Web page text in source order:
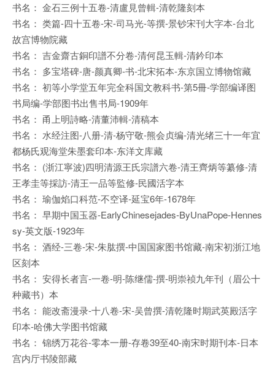
书名： 金石三例十五卷-清盧見曾輯-清乾隆刻本
书名： 类篇-四十五卷-宋-司马光-等撰-景钞宋刊大字本-台北
故宫博物院藏
书名： 吉金齋古銅印譜不分卷-清何昆玉輯-清鈐印本
书名： 多宝塔碑-唐-颜真卿-书-北宋拓本-东京国立博物馆藏
书名： 初等小学堂五年完全科国文教科书-第5冊-学部编译图
书局编-学部图书出售书局-1909年
书名： 甬上明詩略-清董沛輯-清稿本
书名： 水经注图-八册-清-杨守敬-熊会贞编-清光绪三十一年宜
都杨氏观海堂朱墨套印本-东洋文库藏
书名： (浙江寧波)四明清源王氏宗譜六卷-清王齊炳等纂修-清
王孝圭等採訪-清王一品等監修-民國活字本
书名： 瑜伽焰口科范-不空译-延宝6年-1678年
书名： 早期中国玉器-EarlyChinesejades-ByUnaPope-Hennes
sy-英文版-1923年
书名： 酒经-三卷-宋-朱肱撰-中国国家图书馆藏-南宋初浙江地
区刻本
书名： 安得长者言-一卷-明-陈继儒-撰-明崇祯九年刊（眉公十
种藏书）本
书名： 能改斋漫录-十八卷-宋-吴曾撰-清乾隆时期武英殿活字
印本-哈佛大学图书馆藏
书名： 锦绣万花谷-零本一册-存卷39至40-南宋时期刊本-日本
宫内厅书陵部藏